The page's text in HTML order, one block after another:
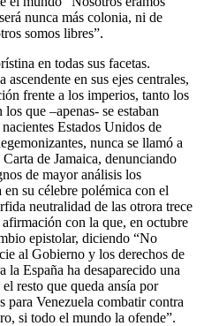
nunca más colonia, ni de
somos libres”.
en todas sus facetas.
en sus ejes centrales,
frente a los imperios, tanto los
que –apenas- se estaban
Estados Unidos de
nunca se llamó a
de Jamaica, denunciando
de mayor análisis los
su célebre polémica con el
neutralidad de las otrora trece
con la que, en octubre
epistolar, diciendo “No
al Gobierno y los derechos de
la España ha desaparecido una
resto que queda ansía por
para Venezuela combatir contra
si todo el mundo la ofende”.